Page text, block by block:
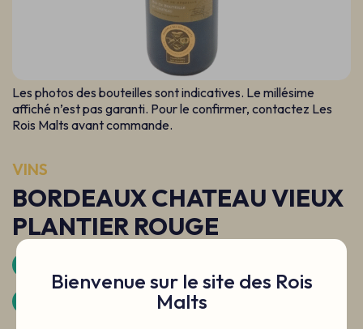
Bienvenue sur le site des Rois
Malts
Les photos des bouteilles sont indicatives. Le millésime
affiché n’est pas garanti. Pour le confirmer, contactez Les
Rois Malts avant commande.
VINS
BORDEAUX CHATEAU VIEUX
PLANTIER ROUGE